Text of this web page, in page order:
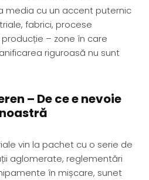
media cu un accent puternic
fabrici, procese
– zone în care
riguroasă nu sunt
– De ce e nevoie
vin la pachet cu o serie de
aglomerate, reglementări
în mișcare, sunet